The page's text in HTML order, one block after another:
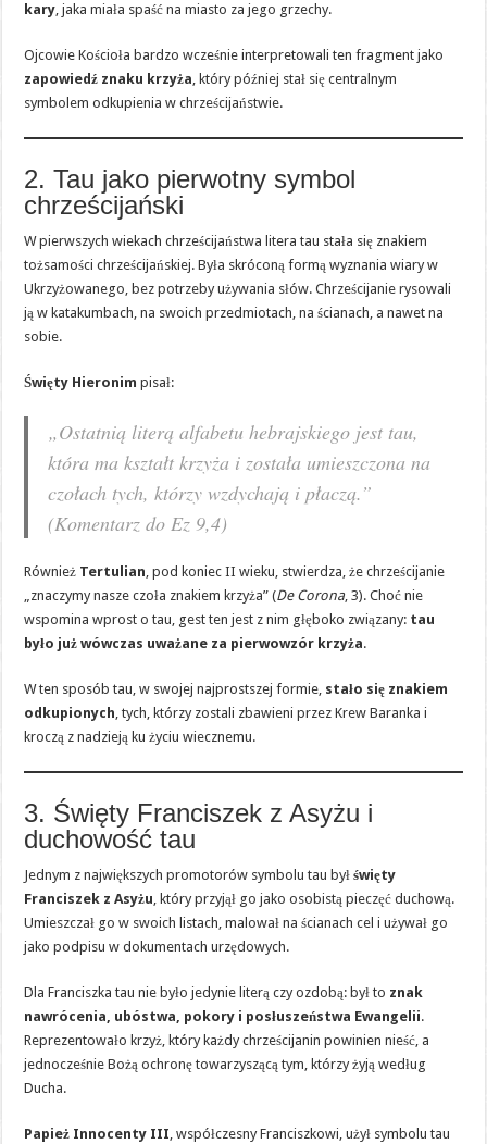
kary, jaka miała spaść na miasto za jego grzechy.
Ojcowie Kościoła bardzo wcześnie interpretowali ten fragment jako
zapowiedź znaku krzyża, który później stał się centralnym
symbolem odkupienia w chrześcijaństwie.
2. Tau jako pierwotny symbol
chrześcijański
W pierwszych wiekach chrześcijaństwa litera tau stała się znakiem
tożsamości chrześcijańskiej. Była skróconą formą wyznania wiary w
Ukrzyżowanego, bez potrzeby używania słów. Chrześcijanie rysowali
ją w katakumbach, na swoich przedmiotach, na ścianach, a nawet na
sobie.
Święty Hieronim pisał:
„Ostatnią literą alfabetu hebrajskiego jest tau,
która ma kształt krzyża i została umieszczona na
czołach tych, którzy wzdychają i płaczą.”
(Komentarz do Ez 9,4)
Również Tertulian, pod koniec II wieku, stwierdza, że chrześcijanie
„znaczymy nasze czoła znakiem krzyża” (De Corona, 3). Choć nie
wspomina wprost o tau, gest ten jest z nim głęboko związany: tau
było już wówczas uważane za pierwowzór krzyża.
W ten sposób tau, w swojej najprostszej formie, stało się znakiem
odkupionych, tych, którzy zostali zbawieni przez Krew Baranka i
kroczą z nadzieją ku życiu wiecznemu.
3. Święty Franciszek z Asyżu i
duchowość tau
Jednym z największych promotorów symbolu tau byłświęty
Franciszek z Asyżu, który przyjął go jako osobistą pieczęć duchową.
Umieszczał go w swoich listach, malował na ścianach cel i używał go
jako podpisu w dokumentach urzędowych.
Dla Franciszka tau nie było jedynie literą czy ozdobą: był to znak
nawrócenia, ubóstwa, pokory i posłuszeństwa Ewangelii.
Reprezentowało krzyż, który każdy chrześcijanin powinien nieść, a
jednocześnie Bożą ochronę towarzyszącą tym, którzy żyją według
Ducha.
Papież Innocenty III, współczesny Franciszkowi, użył symbolu tau